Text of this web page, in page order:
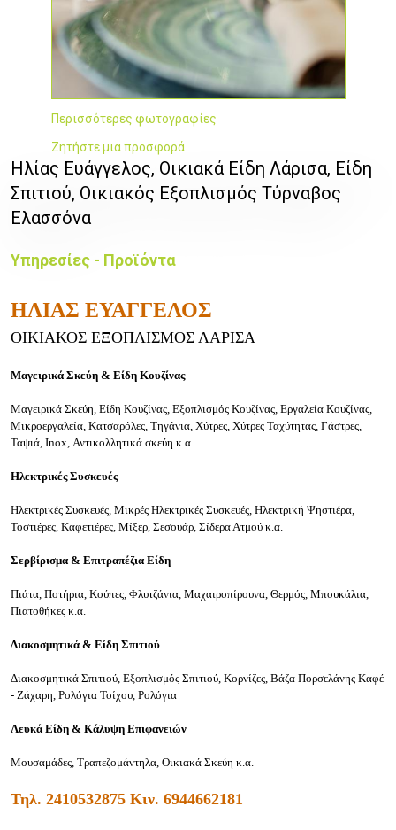
Περισσότερες φωτογραφίες
Ζητήστε μια προσφορά
Ηλίας Ευάγγελος, Οικιακά Είδη Λάρισα, Είδη
Σπιτιού, Οικιακός Εξοπλισμός Τύρναβος
Ελασσόνα
Υπηρεσίες - Προϊόντα
ΗΛΙΑΣ ΕΥΑΓΓΕΛΟΣ
ΟΙΚΙΑΚΟΣ ΕΞΟΠΛΙΣΜΟΣ ΛΑΡΙΣΑ
Μαγειρικά Σκεύη & Είδη Κουζίνας
Μαγειρικά Σκεύη, Είδη Κουζίνας, Εξοπλισμός Κουζίνας, Εργαλεία Κουζίνας,
Μικροεργαλεία, Κατσαρόλες, Τηγάνια, Χύτρες, Χύτρες Ταχύτητας, Γάστρες,
Ταψιά, Inox, Αντικολλητικά σκεύη κ.α.
Ηλεκτρικές Συσκευές
Ηλεκτρικές Συσκευές, Μικρές Ηλεκτρικές Συσκευές, Ηλεκτρική Ψηστιέρα,
Τοστιέρες, Καφετιέρες, Μίξερ, Σεσουάρ, Σίδερα Ατμού κ.α.
Σερβίρισμα & Επιτραπέζια Είδη
Πιάτα, Ποτήρια, Κούπες, Φλυτζάνια, Μαχαιροπίρουνα, Θερμός, Μπουκάλια,
Πιατοθήκες κ.α.
Διακοσμητικά & Είδη Σπιτιού
Διακοσμητικά Σπιτιού, Εξοπλισμός Σπιτιού, Κορνίζες, Βάζα Πορσελάνης Καφέ
- Ζάχαρη, Ρολόγια Τοίχου, Ρολόγια
Λευκά Είδη & Κάλυψη Επιφανειών
Μουσαμάδες, Τραπεζομάντηλα, Οικιακά Σκεύη κ.α.
Τηλ. 2410532875 Κιν. 6944662181